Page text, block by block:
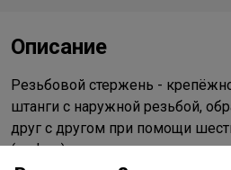
Описание
Резьбовой стержень -
штанги с наружной резьбой,
друг с другом при помощи
(муфты).